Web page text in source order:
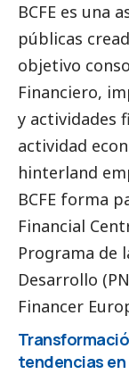
BCFE es una
públicas
objetivo
Financiero,
y actividades
actividad
hinterland
BCFE forma
Financial
Programa de
Desarrollo
Financer
tendencias